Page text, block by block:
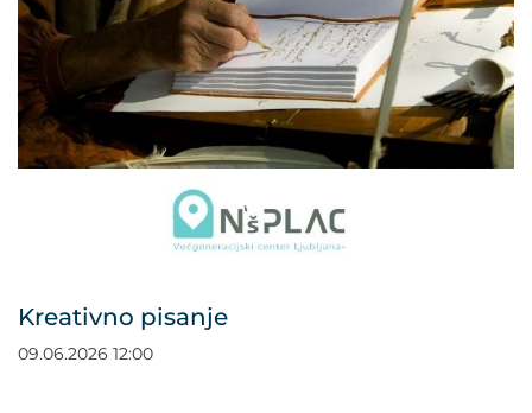
SIVINE
OZNAČI NASLOVE
Kreativno pisanje
09.06.2026 12:00